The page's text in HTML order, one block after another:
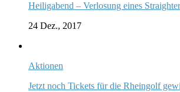
Heiligabend – Verlosung eines
24 Dez., 2017
Aktionen
Jetzt noch Tickets für die Rheingolf